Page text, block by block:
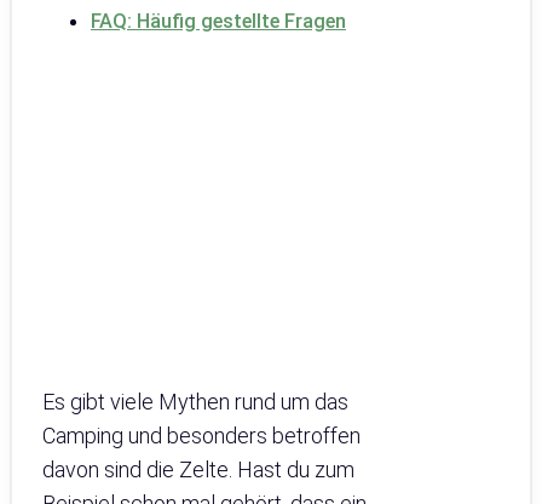
FAQ: Häufig gestellte Fragen
Es gibt viele Mythen rund um das
Camping und besonders betroffen
davon sind die Zelte. Hast du zum